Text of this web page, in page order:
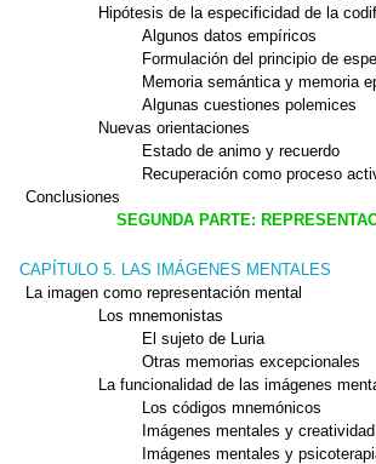
Hipótesis de la especificidad de la
Algunos datos empíricos
Formulación del principio de
Memoria semántica y memoria
Algunas cuestiones polemices
Nuevas orientaciones
Estado de animo y recuerdo
Recuperación como proceso
Conclusiones
SEGUNDA PARTE:
CAPÍTULO 5. LAS IMÁGENES MENTALES
La imagen como representación mental
Los mnemonistas
El sujeto de Luria
Otras memorias excepcionales
La funcionalidad de las imágenes
Los códigos mnemónicos
Imágenes mentales y creatividad
Imágenes mentales y